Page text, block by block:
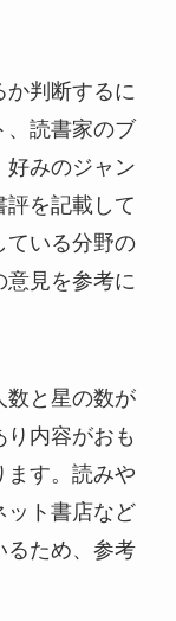
か判断するに
、読書家のブ
好みのジャン
評を記載して
ている分野の
見を参考に
数と星の数が
内容がおも
ます。読みや
ット書店など
るため、参考